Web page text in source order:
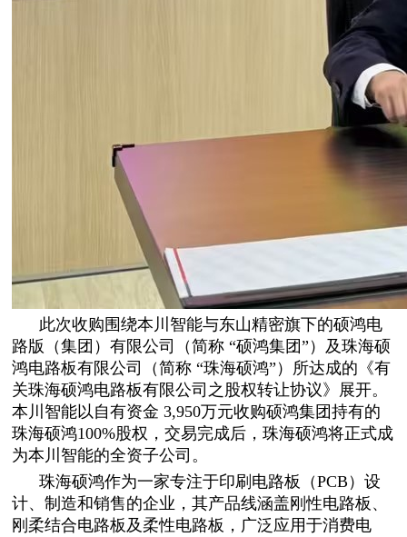
此次收购围绕本川智能与东山精密旗下的硕鸿电
路版（集团）有限公司（简称 “硕鸿集团”）及珠海硕
鸿电路板有限公司（简称 “珠海硕鸿”）所达成的《有
关珠海硕鸿电路板有限公司之股权转让协议》展开。
本川智能以自有资金 3,950万元收购硕鸿集团持有的
珠海硕鸿100%股权，交易完成后，珠海硕鸿将正式成
为本川智能的全资子公司。
珠海硕鸿作为一家专注于印刷电路板（PCB）设
计、制造和销售的企业，其产品线涵盖刚性电路板、
刚柔结合电路板及柔性电路板，广泛应用于消费电